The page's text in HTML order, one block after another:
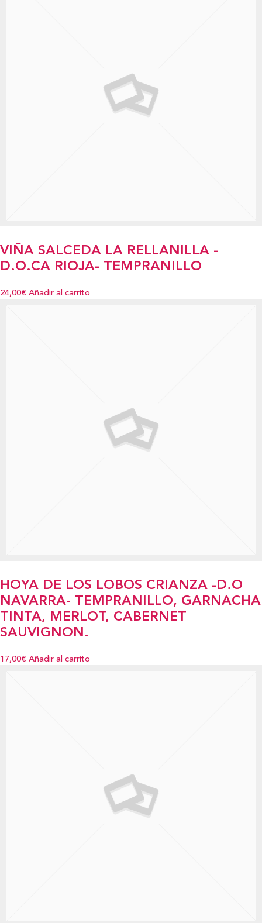
VIÑA SALCEDA LA RELLANILLA -
D.O.CA RIOJA- TEMPRANILLO
24,00€ Añadir al carrito
HOYA DE LOS LOBOS CRIANZA -D.O
NAVARRA- TEMPRANILLO, GARNACHA
TINTA, MERLOT, CABERNET
SAUVIGNON.
17,00€ Añadir al carrito